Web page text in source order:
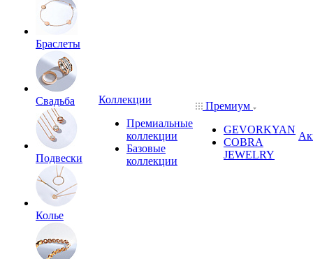
Браслеты
Свадьба
Подвески
Колье
Коллекции
Премиальные
коллекции
Базовые
коллекции
Премиум
GEVORKYAN
COBRA
JEWELRY